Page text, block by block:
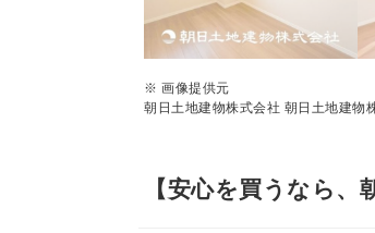
※ 画像提供元
朝日土地建物株式会社 朝日土地建物
【安心を買うなら